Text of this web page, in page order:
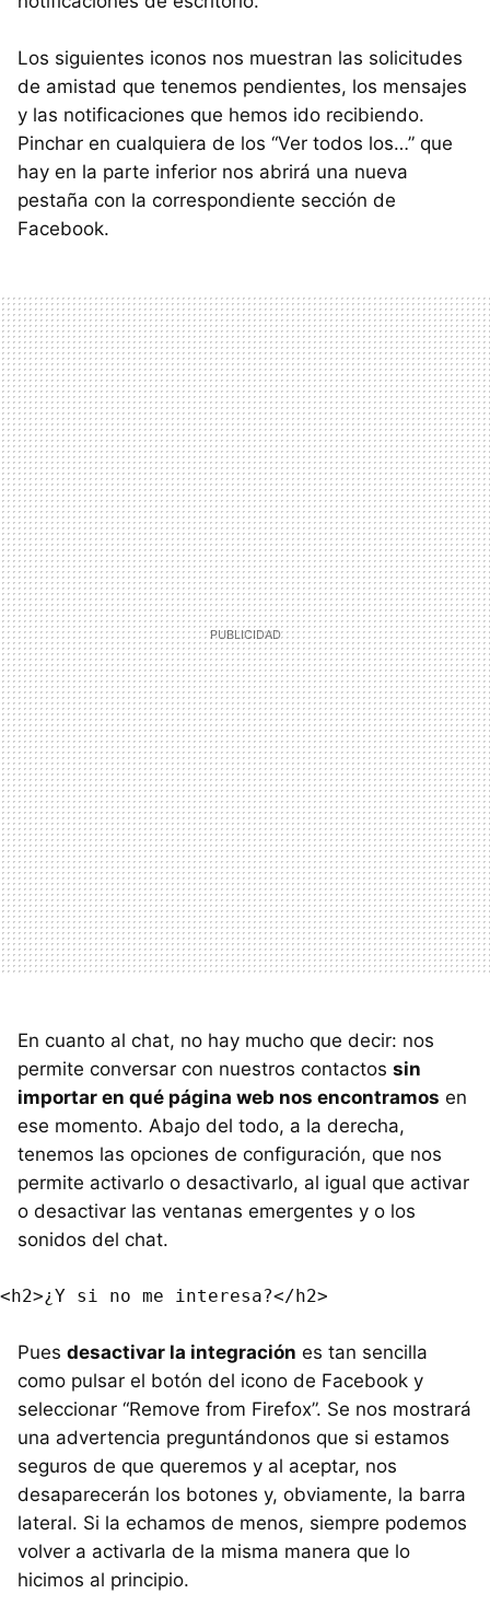
Los siguientes iconos nos muestran las solicitudes
de amistad que tenemos pendientes, los mensajes
y las notificaciones que hemos ido recibiendo.
Pinchar en cualquiera de los “Ver todos los…” que
hay en la parte inferior nos abrirá una nueva
pestaña con la correspondiente sección de
Facebook.
En cuanto al chat, no hay mucho que decir: nos
permite conversar con nuestros contactos sin
importar en qué página web nos encontramos en
ese momento. Abajo del todo, a la derecha,
tenemos las opciones de configuración, que nos
permite activarlo o desactivarlo, al igual que activar
o desactivar las ventanas emergentes y o los
sonidos del chat.
Pues desactivar la integración es tan sencilla
como pulsar el botón del icono de Facebook y
seleccionar “Remove from Firefox”. Se nos mostrará
una advertencia preguntándonos que si estamos
seguros de que queremos y al aceptar, nos
desaparecerán los botones y, obviamente, la barra
lateral. Si la echamos de menos, siempre podemos
volver a activarla de la misma manera que lo
hicimos al principio.